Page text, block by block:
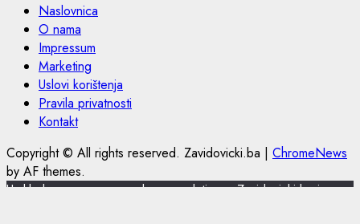
Naslovnica
O nama
Impressum
Marketing
Uslovi korištenja
Pravila privatnosti
Kontakt
Copyright © All rights reserved. Zavidovicki.ba | ChromeNews
by AF themes.
U skladu s novom europskom regulativom, Zavidovicki.ba je